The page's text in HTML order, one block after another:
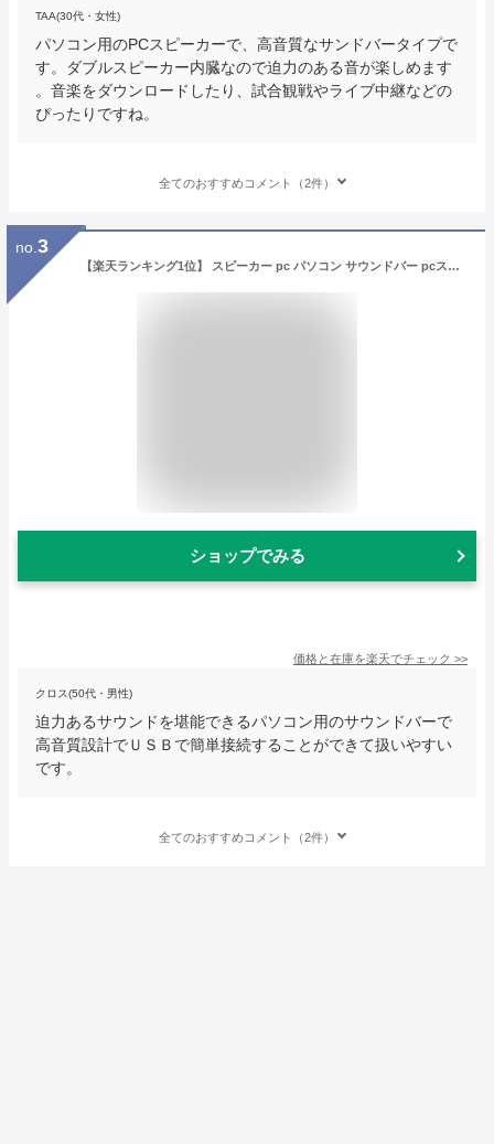
TAA(30代・女性)
パソコン用のPCスピーカーで、高音質なサンドバータイプで
す。ダブルスピーカー内臓なので迫力のある音が楽しめます
。音楽をダウンロードしたり、試合観戦やライブ中継などの
ぴったりですね。
全てのおすすめコメント（2件）
no. 3
【楽天ランキング1位】 スピーカー pc パソコン サウンドバー pcスピーカー 高音質 USB パソコン用スピーカー テレビ speaker 4Dサラウンドサウンド 最上位機種 【送料無料】
ショップでみる
価格と在庫を楽天でチェック >>
クロス(50代・男性)
迫力あるサウンドを堪能できるパソコン用のサウンドバーで
高音質設計でＵＳＢで簡単接続することができて扱いやすい
です。
全てのおすすめコメント（2件）